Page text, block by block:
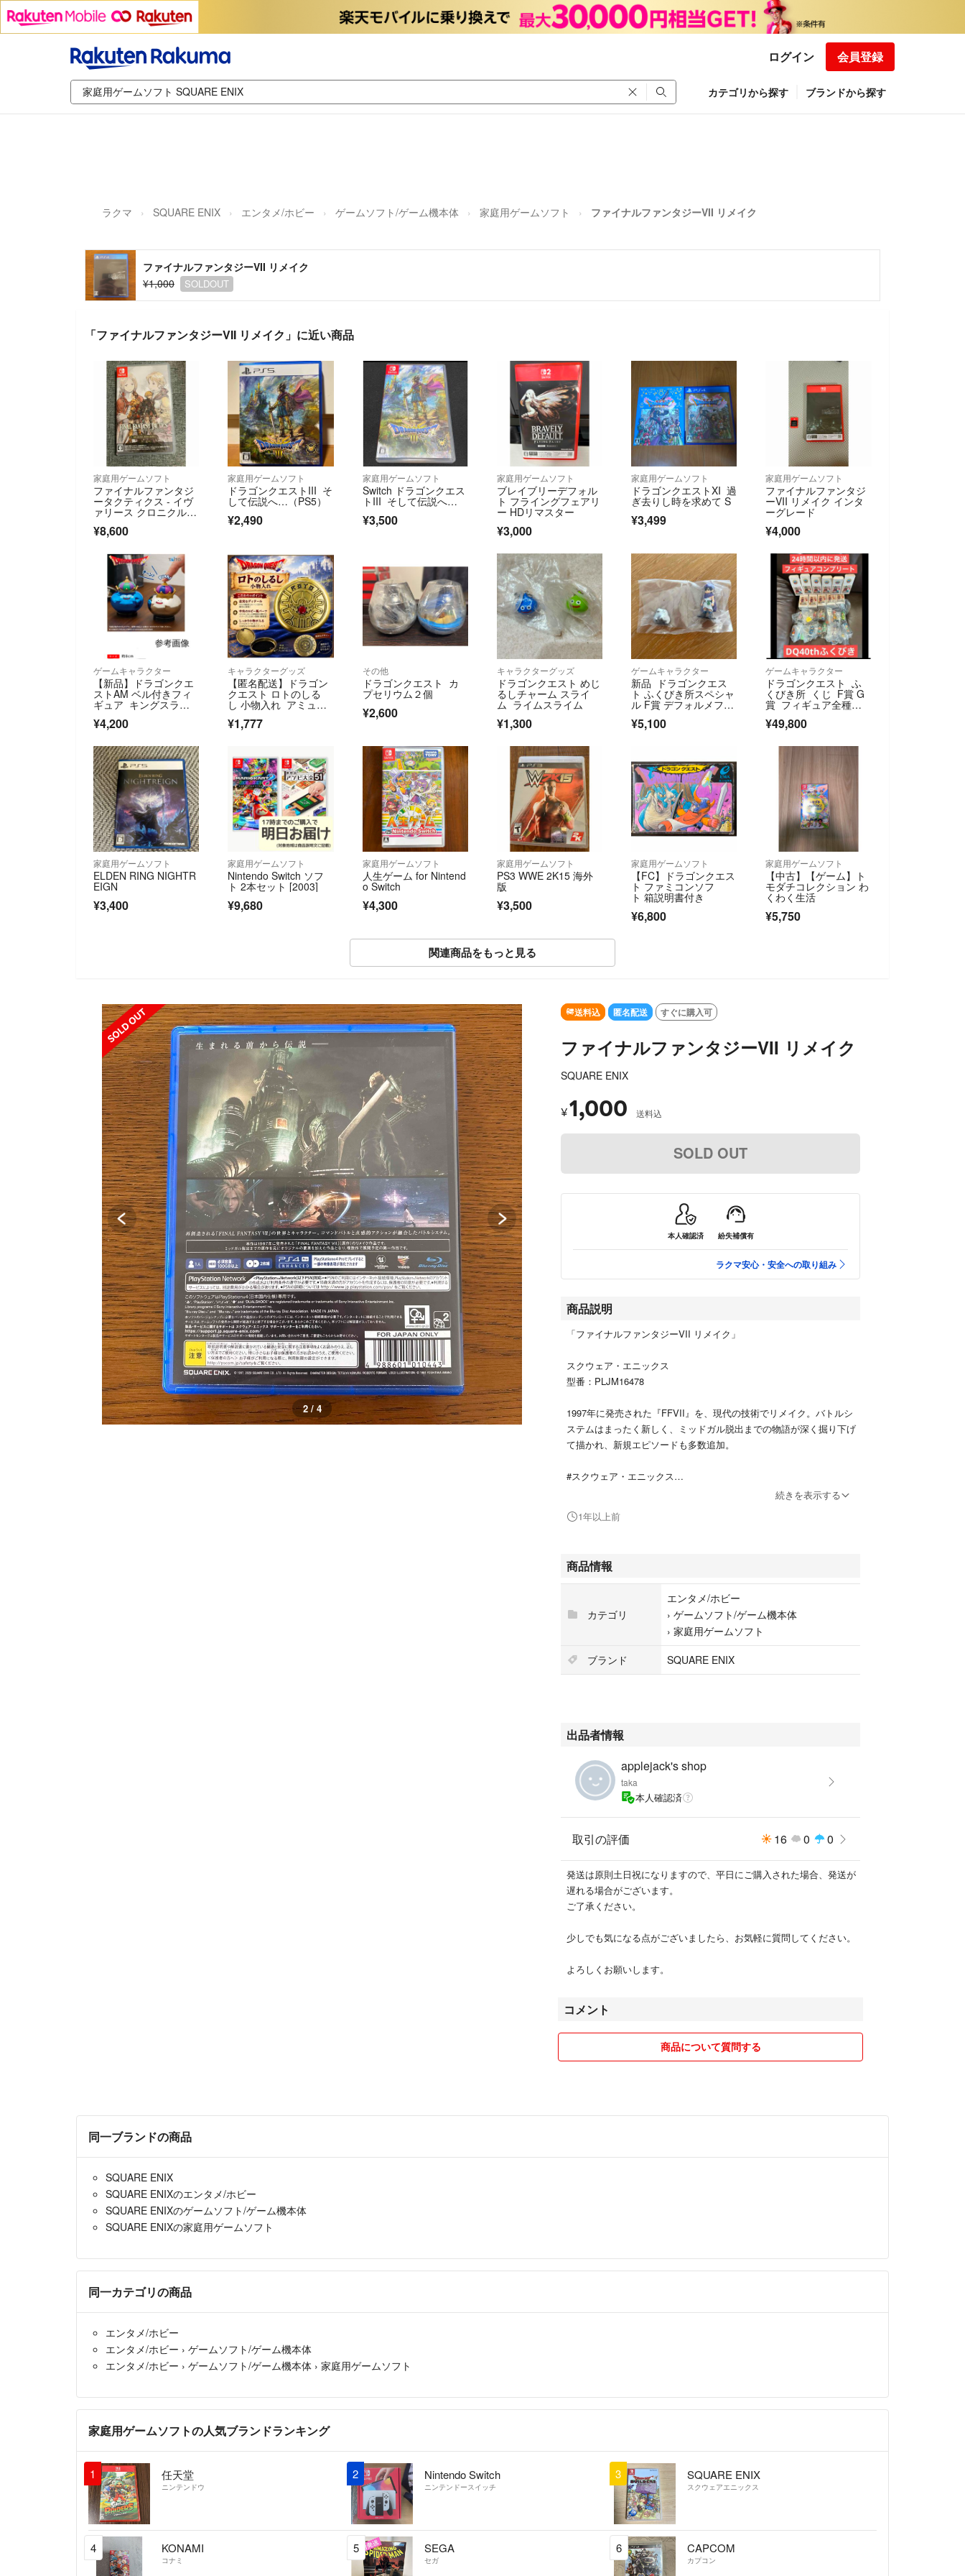
ログイン 会員登録
カテゴリから探す ブランドから探す
ラクマ SQUARE ENIX エンタメ/ホビー ゲームソフト/ゲーム機本体 家庭用ゲームソフト ファイナルファンタジーVII リメイク
ファイナルファンタジーVII リメイク
¥1,000
SOLDOUT
「ファイナルファンタジーVII リメイク」に近い商品
家庭用ゲームソフト
ファイナルファンタジ
ータクティクス - イヴ
ァリース クロニクル
ズ デラックスエディシ
ョン
¥8,600
家庭用ゲームソフト
ドラゴンクエストIII そ
して伝説へ…（PS5）
¥2,490
家庭用ゲームソフト
Switch ドラゴンクエス
トIII そして伝説へ…
¥3,500
家庭用ゲームソフト
ブレイブリーデフォル
ト フライングフェアリ
ー HDリマスター
¥3,000
家庭用ゲームソフト
ドラゴンクエストXI 過
ぎ去りし時を求めて S
¥3,499
家庭用ゲームソフト
ファイナルファンタジ
ーVII リメイク インタ
ーグレード
¥4,000
ゲームキャラクター
【新品】ドラゴンクエ
ストAM ベル付きフィ
ギュア キングスライ
グ セット
¥4,200
キャラクターグッズ
【匿名配送】ドラゴン
クエスト ロトのしる
し 小物入れ アミュー
ズ 【新品未使用】DR
¥1,777
その他
ドラゴンクエスト カ
プセリウム２個
¥2,600
キャラクターグッズ
ドラゴンクエスト めじ
るしチャーム スライ
ム ライムスライム
¥1,300
ゲームキャラクター
新品 ドラゴンクエス
ト ふくびき所スペシャ
ル F賞 デフォルメフィ
者
¥5,100
ゲームキャラクター
ドラゴンクエスト ふ
くびき所 くじ F賞 G
賞 フィギュア全種コ
¥49,800
家庭用ゲームソフト
ELDEN RING NIGHTR
EIGN
¥3,400
家庭用ゲームソフト
Nintendo Switch ソフ
ト 2本セット [2003]
¥9,680
家庭用ゲームソフト
人生ゲーム for Nintend
o Switch
¥4,300
家庭用ゲームソフト
PS3 WWE 2K15 海外
版
¥3,500
家庭用ゲームソフト
【FC】ドラゴンクエス
ト ファミコンソフ
ト 箱説明書付き
¥6,800
家庭用ゲームソフト
【中古】【ゲーム】ト
モダチコレクション わ
くわく生活
¥5,750
関連商品をもっと見る
SOLD OUT
3 / 4
送料込 匿名配送 すぐに購入可
ファイナルファンタジーVII リメイク
SQUARE ENIX
¥1,000 送料込
SOLD OUT
本人確認済 紛失補償有
ラクマ安心・安全への取り組み
商品説明
「ファイナルファンタジーVII リメイク」
スクウェア・エニックス
型番：PLJM16478
1997年に発売された『FFVII』を、現代の技術でリメイク。バトルシ
ステムはまったく新しく、ミッドガル脱出までの物語が深く掘り下げ
て描かれ、新規エピソードも多数追加。
#スクウェア・エニックス
#ゲームソフト/ゲーム機本体
続きを表示する
1年以上前
商品情報
カテゴリ
エンタメ/ホビー
› ゲームソフト/ゲーム機本体
› 家庭用ゲームソフト
ブランド
SQUARE ENIX
出品者情報
applejack's shop
taka
本人確認済
取引の評価 16 0 0
発送は原則土日祝になりますので、平日にご購入された場合、発送が
遅れる場合がございます。
ご了承ください。
少しでも気になる点がございましたら、お気軽に質問してください。
よろしくお願いします。
コメント
商品について質問する
同一ブランドの商品
SQUARE ENIX
SQUARE ENIXのエンタメ/ホビー
SQUARE ENIXのゲームソフト/ゲーム機本体
SQUARE ENIXの家庭用ゲームソフト
同一カテゴリの商品
エンタメ/ホビー
エンタメ/ホビー › ゲームソフト/ゲーム機本体
エンタメ/ホビー › ゲームソフト/ゲーム機本体 › 家庭用ゲームソフト
家庭用ゲームソフトの人気ブランドランキング
1 任天堂
ニンテンドウ
2 Nintendo Switch
ニンテンドースイッチ
3 SQUARE ENIX
スクウェアエニックス
4 KONAMI
コナミ
5 SEGA
セガ
6 CAPCOM
カプコン